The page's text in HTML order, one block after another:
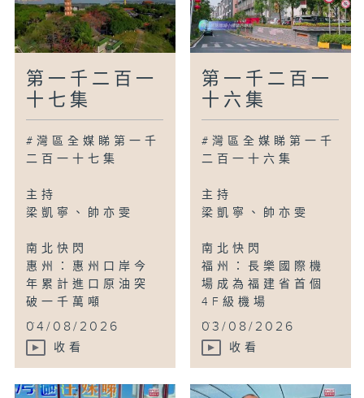
第一千二百一
十七集
#灣區全媒睇第一千
二百一十七集
主持
梁凱寧、帥亦雯
南北快閃
惠州：惠州口岸今
年累計進口原油突
破一千萬噸
...
04/08/2026
收看
第一千二百一
十六集
#灣區全媒睇第一千
二百一十六集
主持
梁凱寧、帥亦雯
南北快閃
福州：長樂國際機
場成為福建省首個
4F級機場
...
03/08/2026
收看